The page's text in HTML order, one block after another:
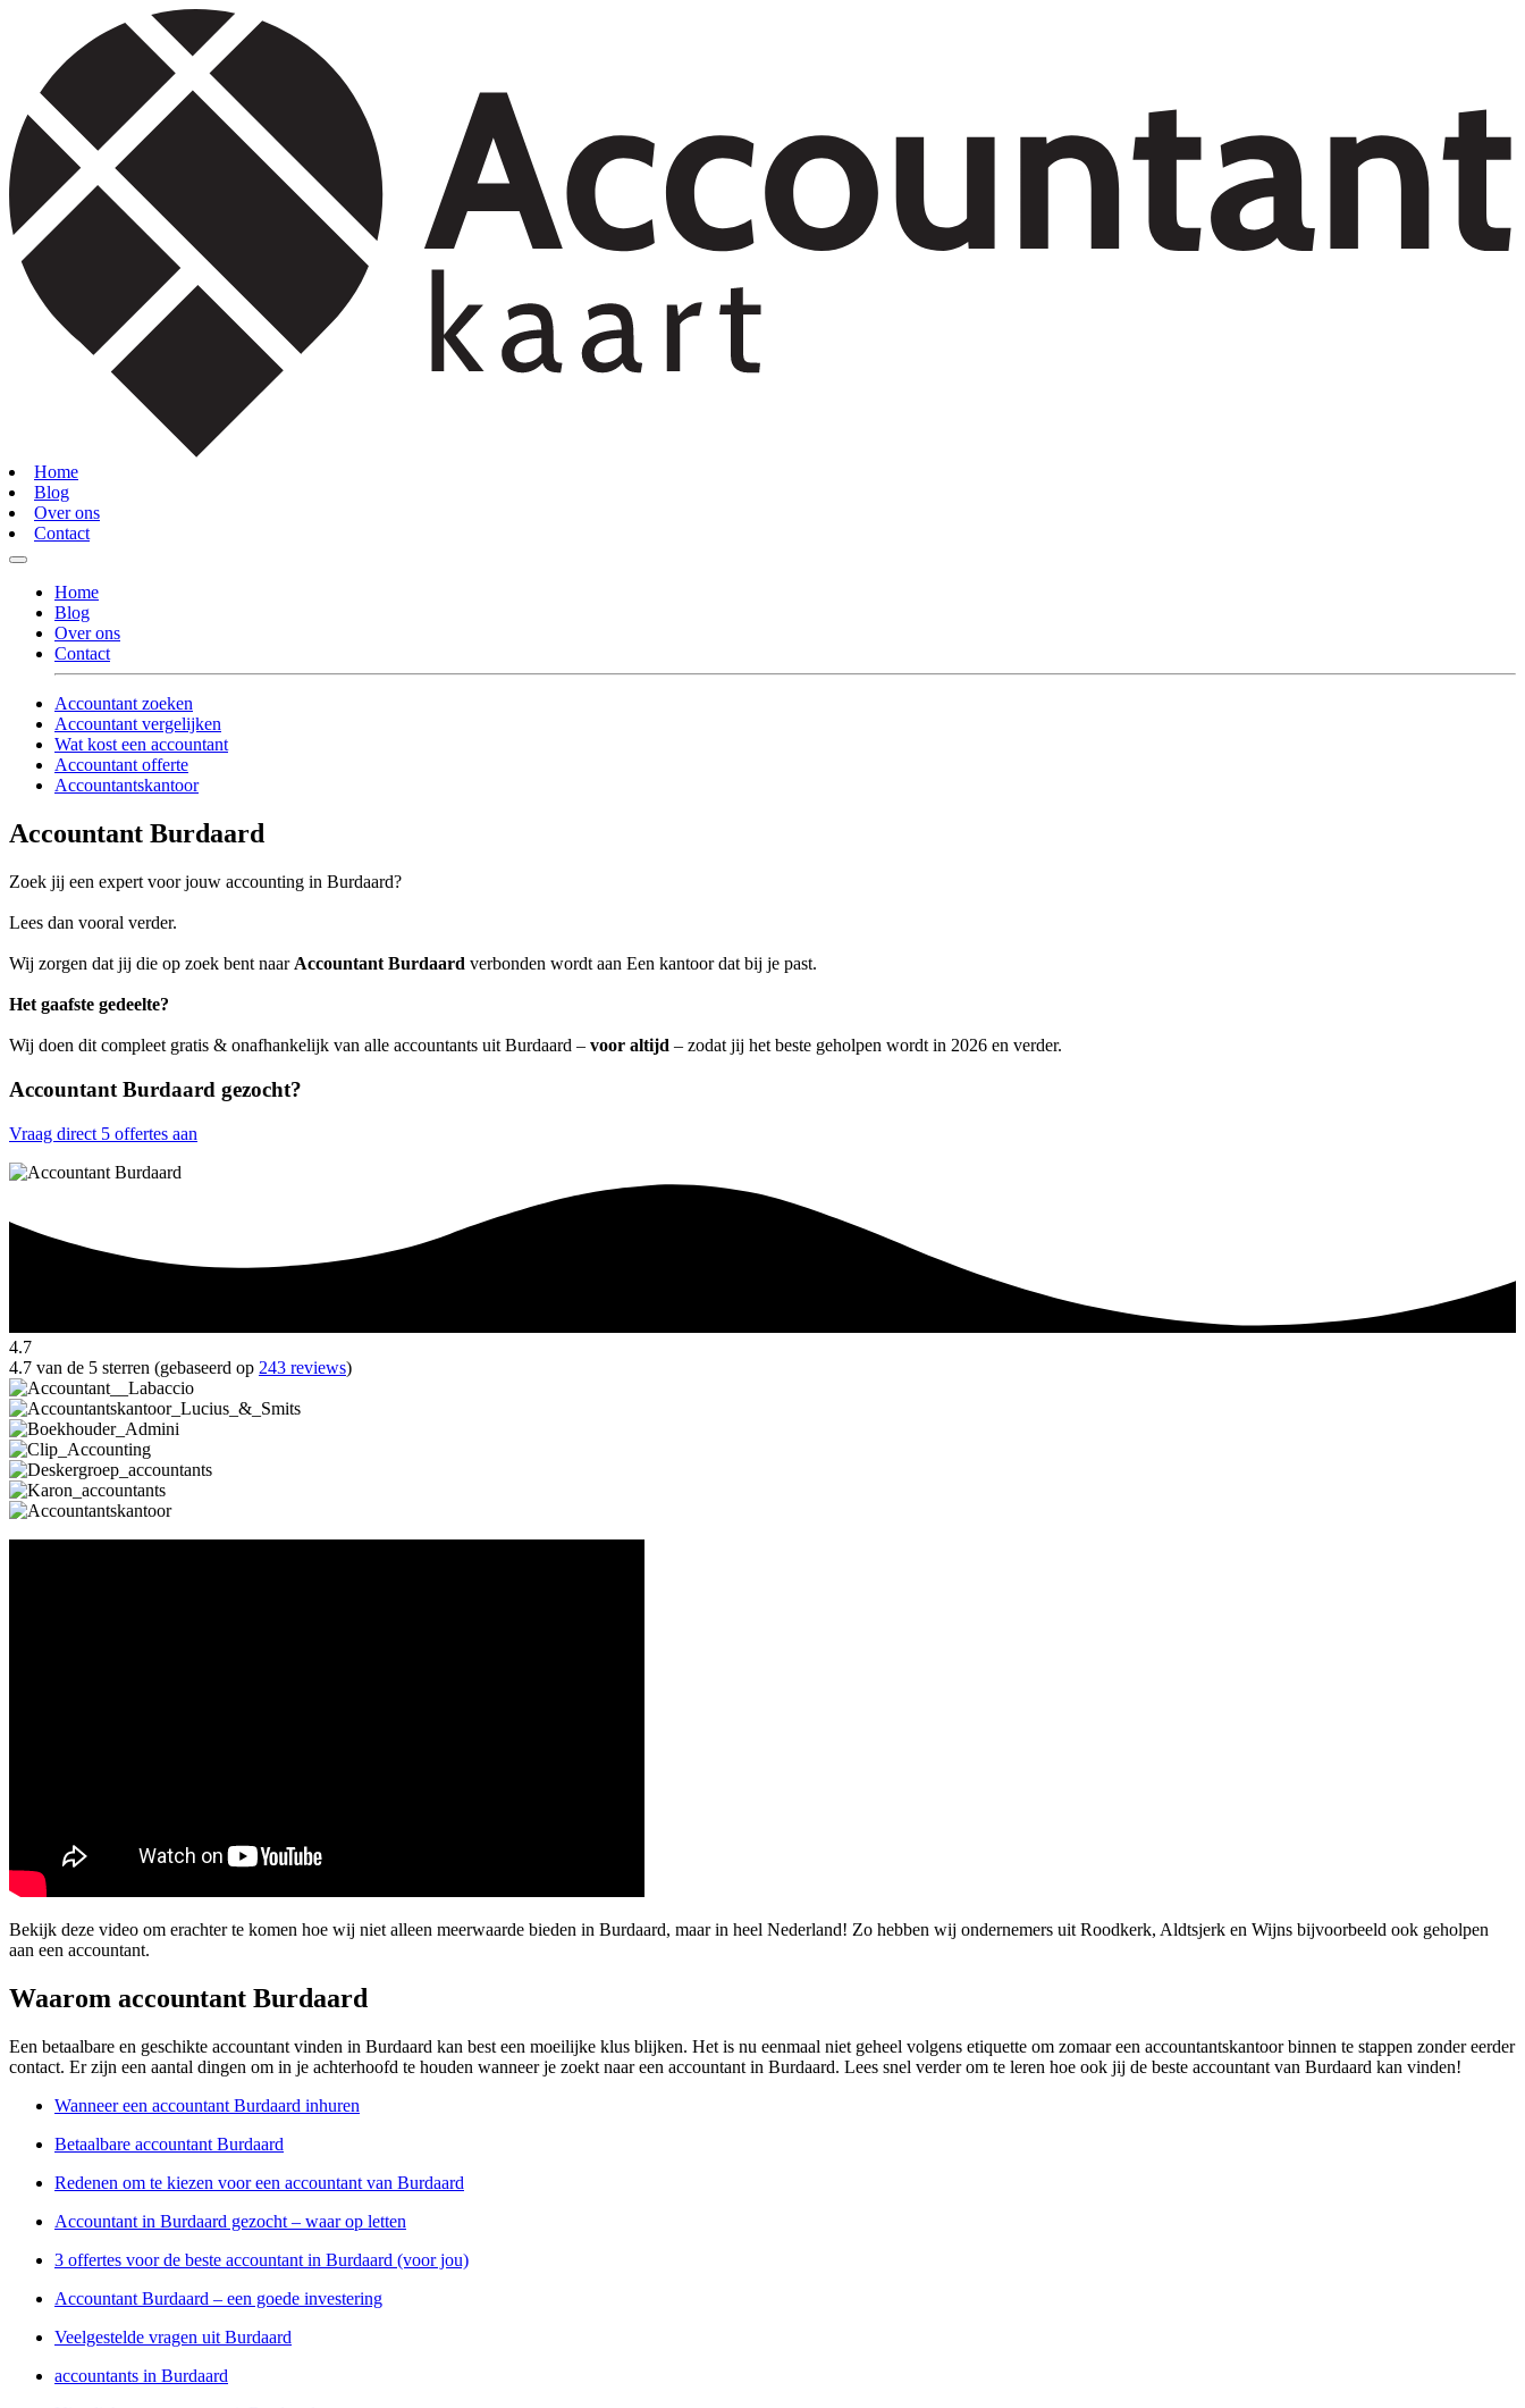
Home
Blog
Over ons
Contact
Home
Blog
Over ons
Contact
Accountant zoeken
Accountant vergelijken
Wat kost een accountant
Accountant offerte
Accountantskantoor
Accountant Burdaard
Zoek jij een expert voor jouw accounting in Burdaard?
Lees dan vooral verder.
Wij zorgen dat jij die op zoek bent naar Accountant Burdaard verbonden wordt aan Een kantoor dat bij je past.
Het gaafste gedeelte?
Wij doen dit compleet gratis & onafhankelijk van alle accountants uit Burdaard – voor altijd – zodat jij het beste geholpen wordt in 2026 en verder.
Accountant Burdaard gezocht?
Vraag direct 5 offertes aan
4.7
4.7 van de 5 sterren (gebaseerd op 243 reviews)
Bekijk deze video om erachter te komen hoe wij niet alleen meerwaarde bieden in Burdaard, maar in heel Nederland! Zo hebben wij ondernemers uit Roodkerk, Aldtsjerk en Wijns bijvoorbeeld ook geholpen
aan een accountant.
Waarom accountant Burdaard
Een betaalbare en geschikte accountant vinden in Burdaard kan best een moeilijke klus blijken. Het is nu eenmaal niet geheel volgens etiquette om zomaar een accountantskantoor binnen te stappen zonder eerder
contact. Er zijn een aantal dingen om in je achterhoofd te houden wanneer je zoekt naar een accountant in Burdaard. Lees snel verder om te leren hoe ook jij de beste accountant van Burdaard kan vinden!
Wanneer een accountant Burdaard inhuren
Betaalbare accountant Burdaard
Redenen om te kiezen voor een accountant van Burdaard
Accountant in Burdaard gezocht – waar op letten
3 offertes voor de beste accountant in Burdaard (voor jou)
Accountant Burdaard – een goede investering
Veelgestelde vragen uit Burdaard
accountants in Burdaard